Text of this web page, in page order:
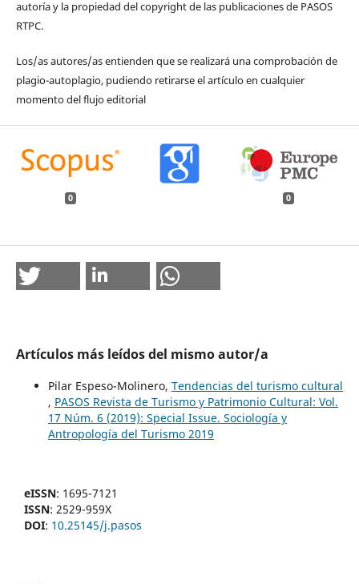
autoría y la propiedad del copyright de las publicaciones de PASOS
RTPC.
Los/as autores/as entienden que se realizará una comprobación de
plagio-autoplagio, pudiendo retirarse el artículo en cualquier
momento del flujo editorial
0 0
Artículos más leídos del mismo autor/a
Pilar Espeso-Molinero, Tendencias del turismo cultural
, PASOS Revista de Turismo y Patrimonio Cultural: Vol.
17 Núm. 6 (2019): Special Issue. Sociología y
Antropología del Turismo 2019
eISSN: 1695-7121
ISSN: 2529-959X
DOI: 10.25145/j.pasos